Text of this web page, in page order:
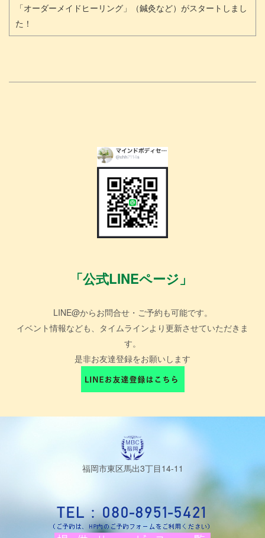
「オーダーメイドヒーリング」（鍼灸など）がスタートしまし
た！
「公式LINEページ」
LINE@からお問合せ・ご予約も可能です。
イベント情報なども、タイムラインより更新させていただきま
す。
是非お友達登録をお願いします
福岡市東区馬出3丁目14-11